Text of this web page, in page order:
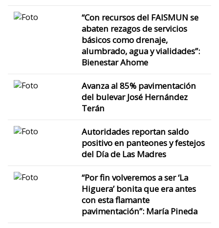
“Con recursos del FAISMUN se
abaten rezagos de servicios
básicos como drenaje,
alumbrado, agua y vialidades”:
Bienestar Ahome
Avanza al 85% pavimentación
del bulevar José Hernández
Terán
Autoridades reportan saldo
positivo en panteones y festejos
del Día de Las Madres
“Por fin volveremos a ser ‘La
Higuera’ bonita que era antes
con esta flamante
pavimentación”: María Pineda